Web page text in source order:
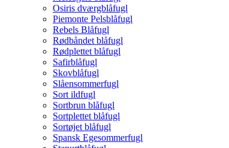
Osiris dværgblåfugl
Piemonte Pelsblåfugl
Rebels Blåfugl
Rødbåndet blåfugl
Rødplettet blåfugl
Safirblåfugl
Skovblåfugl
Slåensommerfugl
Sort ildfugl
Sortbrun blåfugl
Sortplettet blåfugl
Sortøjet blåfugl
Spansk Egesommerfugl